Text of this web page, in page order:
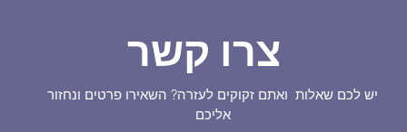
צרו קשר
יש לכם שאלות ואתם זקוקים לעזרה? השאירו פרטים ונחזור
אליכם